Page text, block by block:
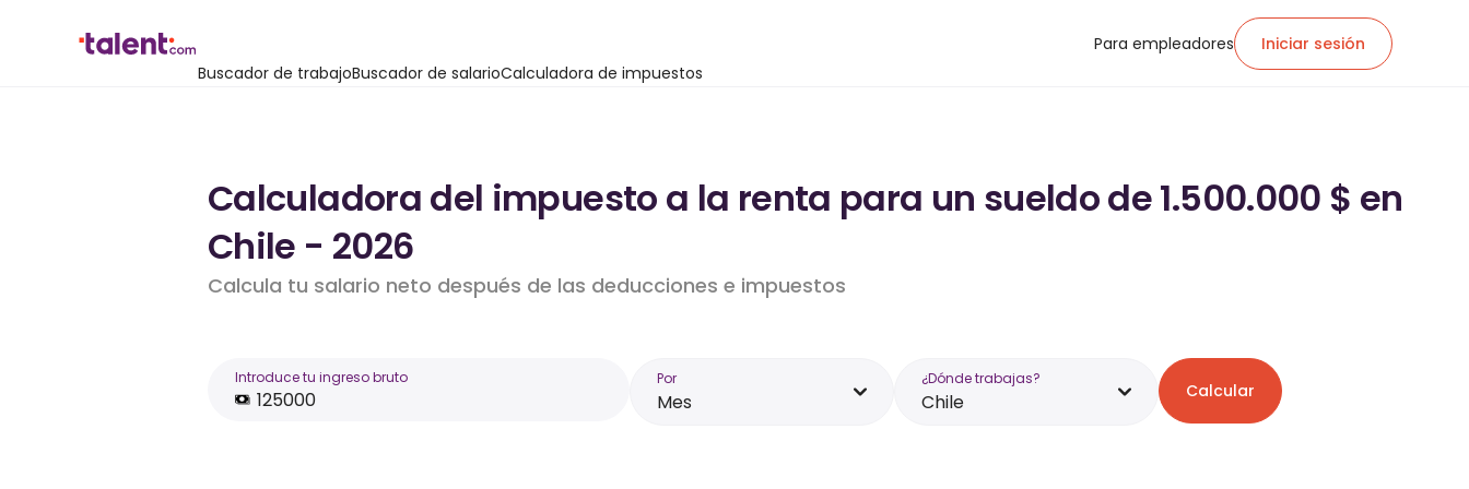
Buscador de trabajoBuscador de salarioCalculadora de impuestos
Para empleadores Iniciar sesión
Calculadora del impuesto a la renta para un sueldo de 1.500.000 $ en
Chile - 2026
Calcula tu salario neto después de las deducciones e impuestos
Introduce tu ingreso bruto Por
Mes
¿Dónde trabajas?
Chile Calcular